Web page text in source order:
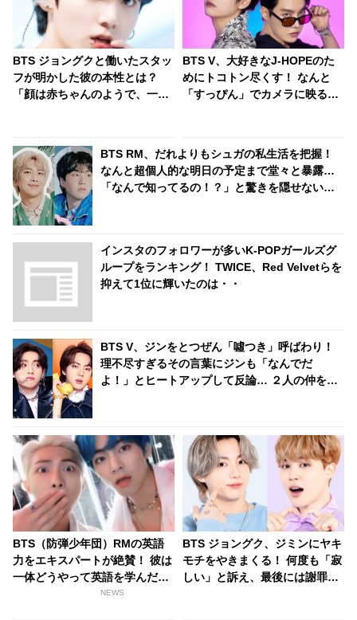
BTS ジョングクと働いたスタッ
フが明かした彼の本性とは？
「顔は赤ちゃんのようで、一生
ダンサーのコメントにファン興
味津々
BTS V、大好きなJ-HOPEのた
めにトコトン尽くす！ なんと
「すっぴん」でカメラに映るの
BTS RM、だれよりもシュガの私生活を把握！
なんと超個人的な明日の予定まで堂々と暴露…
「なんで知ってるの！？」と驚きを隠せないシ
インスタのフォロワーが多いK-POPガールズグ
ループをランキング！ TWICE、Red Velvetらを
抑えて1位に輝いたのは・・
BTS V、ジンをとつぜん「噓つき」呼ばわり！
理不尽すぎるその言葉にジンも「なんでだ
よ！」とヒートアップして反論… ２人の仲を引
BTS（防弾少年団）RMの英語
力をエキスパートが絶賛！ 彼は
一体どうやって英語を学んだ
NEWS
BTS ジョングク、ジミンにヤキ
モチをやきまくる！ 何度も「寂
しい」と訴え、最後には謝罪ま